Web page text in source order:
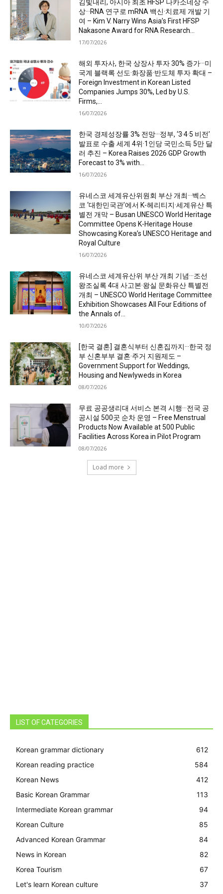
김빛내리, 아시아 최초 HFSP 나카소네상 수
상···RNA 연구로 mRNA 백신·치료제 개발 기
여 – Kim V. Narry Wins Asia’s First HFSP
Nakasone Award for RNA Research...
17/07/2026
해외 투자사, 한국 상장사 투자 30% 증가···미
국계 블랙록 선도·화장품·반도체 투자 확대 –
Foreign Investment in Korean Listed
Companies Jumps 30%, Led by U.S.
Firms,...
16/07/2026
한국 경제성장률 3% 전망···정부, ‘3·4·5 비전’
발표로 수출 세계 4위·1인당 국민소득 5만 달
러 추진 – Korea Raises 2026 GDP Growth
Forecast to 3% with...
16/07/2026
유네스코 세계유산위원회 부산 개최···벡스
코 ‘대한민국관’에서 K-헤리티지·세계유산 특
별전 개막 – Busan UNESCO World Heritage
Committee Opens K-Heritage House
Showcasing Korea’s UNESCO Heritage and
Royal Culture
16/07/2026
유네스코 세계유산위 부산 개최 기념···조선
왕조실록 4대 사고본·왕실 문화유산 특별전
개최 – UNESCO World Heritage Committee
Exhibition Showcases All Four Editions of
the Annals of...
10/07/2026
[한국 결혼] 결혼식부터 신혼집까지···한국 정
부 신혼부부 결혼·주거 지원제도 –
Government Support for Weddings,
Housing and Newlyweds in Korea
08/07/2026
무료 공공생리대 서비스 본격 시행···전국 공
공시설 500곳 순차 운영 – Free Menstrual
Products Now Available at 500 Public
Facilities Across Korea in Pilot Program
08/07/2026
Load more
LIST OF CATEGORIES
Korean grammar dictionary
612
Korean reading practice
584
Korean News
412
Basic Korean Grammar
113
Intermediate Korean grammar
94
Korean Culture
85
Advanced Korean Grammar
84
News in Korean
82
Korea Tourism
67
Let's learn Korean culture
37